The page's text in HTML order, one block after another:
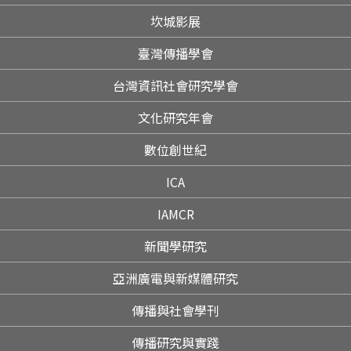
坎城影展
臺灣傳播學會
台灣資訊社會研究學會
文化研究年會
數位創世紀
ICA
IAMCR
新聞學研究
亞洲廣電與新媒體研究
傳播與社會學刊
傳播研究與實踐